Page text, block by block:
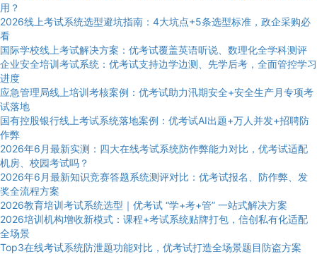
用？
2026线上考试系统选型避坑指南：4大坑点+5条选型标准，政企采购必
看
国际学校线上考试解决方案：优考试覆盖英语听说、数理化全学科测评
企业安全培训考试系统：优考试支持边学边测、先学后考，全面管控学习
进度
应急管理局线上培训考核案例：优考试助力汛期安全+安全生产月专项考
试落地
国有控股银行线上考试系统落地案例：优考试AI出题+万人并发+招聘防
作弊
2026年6月最新实测：四大在线考试系统防作弊能力对比，优考试适配
机房、校园考试吗？
2026年6月最新知识竞赛答题系统测评对比：优考试报名、防作弊、发
奖全流程方案
2026教育培训考试系统选型｜优考试 “学+考+管” 一站式解决方案
2026培训机构增收新模式：课程+考试系统贴牌打包，信创私有化适配
全场景
Top3在线考试系统防泄题功能对比，优考试打造全场景题目防盗方案